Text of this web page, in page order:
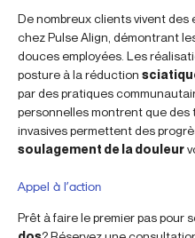
De nombreux clients vivent
chez Pulse Align, démontrant
douces employées. Les
posture à la réduction
par des pratiques
personnelles montrent que des
invasives permettent des
soulagement de la douleur
Appel à l’action
Prêt à faire le premier pas pour